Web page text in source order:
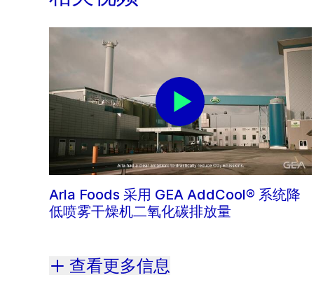
Arla Foods 采用 GEA AddCool® 系统降
低喷雾干燥机二氧化碳排放量
查看更多信息